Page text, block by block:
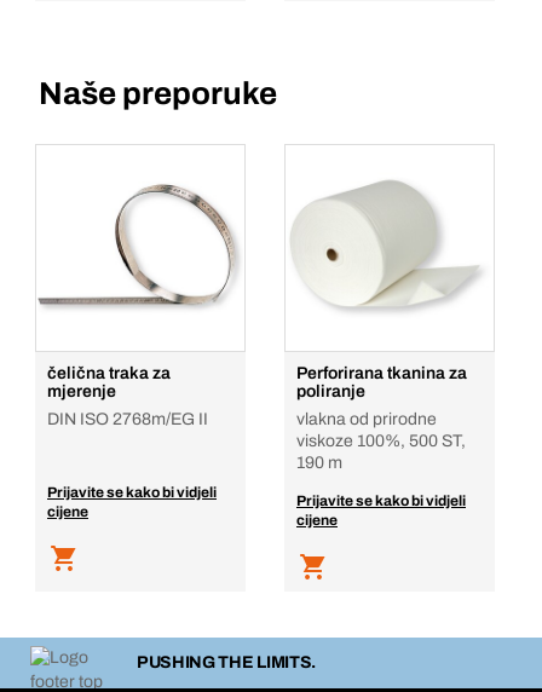
Naše preporuke
čelična traka za
mjerenje
DIN ISO 2768m/EG II
Prijavite se kako bi vidjeli
cijene
Perforirana tkanina za
poliranje
vlakna od prirodne
viskoze 100%, 500 ST,
190 m
Prijavite se kako bi vidjeli
cijene
PUSHING THE LIMITS.